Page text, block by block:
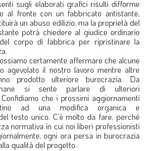
sugli elaborati grafici risulti difforme
al fronte con un fabbricato antistante,
un abuso edilizio, ma la proprietà del
potrà chiedere al giudice ordinario
del corpo di fabbrica per ripristinare la
certamente affermare che alcune
agevolato il nostro lavoro mentre altre
prodotto ulteriore burocrazia. Da
si sente parlare di ulteriori
che i prossimi aggiornamenti
ad una modifica organica e
testo unico. C’è molto da fare, perché
normativa in cui noi liberi professionisti
ogni ora persa in burocrazia
qualità del progetto.